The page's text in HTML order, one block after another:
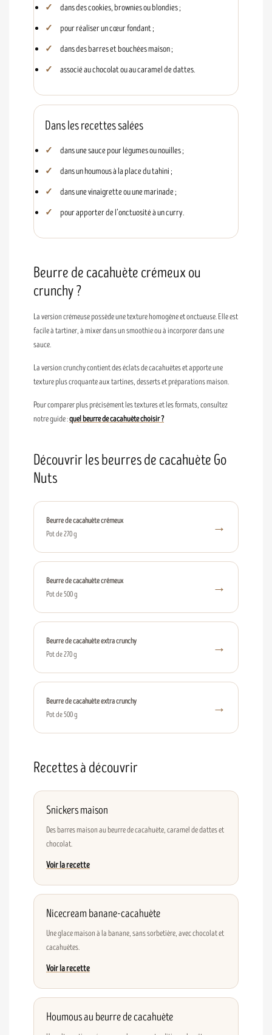
dans des cookies, brownies ou blondies ;
pour réaliser un cœur fondant ;
dans des barres et bouchées maison ;
associé au chocolat ou au caramel de dattes.
Dans les recettes salées
dans une sauce pour légumes ou nouilles ;
dans un houmous à la place du tahini ;
dans une vinaigrette ou une marinade ;
pour apporter de l’onctuosité à un curry.
Beurre de cacahuète crémeux ou
crunchy ?
La version crémeuse possède une texture homogène et onctueuse. Elle est
facile à tartiner, à mixer dans un smoothie ou à incorporer dans une
sauce.
La version crunchy contient des éclats de cacahuètes et apporte une
texture plus croquante aux tartines, desserts et préparations maison.
Pour comparer plus précisément les textures et les formats, consultez
notre guide :quel beurre de cacahuète choisir ?
Découvrir les beurres de cacahuète Go
Nuts
Beurre de cacahuète crémeux
Pot de 270 g
→
Beurre de cacahuète crémeux
Pot de 500 g
→
Beurre de cacahuète extra crunchy
Pot de 270 g
→
Beurre de cacahuète extra crunchy
Pot de 500 g
→
Recettes à découvrir
Snickers maison
Des barres maison au beurre de cacahuète, caramel de dattes et
chocolat.
Voir la recette
Nicecream banane-cacahuète
Une glace maison à la banane, sans sorbetière, avec chocolat et
cacahuètes.
Voir la recette
Houmous au beurre de cacahuète